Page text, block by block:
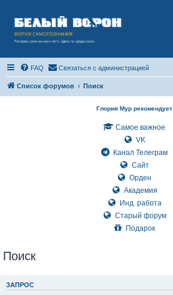
FAQ Связаться с администрацией
Список форумов Поиск
Глория Мур рекомендует
Самое важное
VK
Канал Телеграм
Сайт
Орден
Академия
Инд. работа
Старый форум
Подарок
Поиск
ЗАПРОС